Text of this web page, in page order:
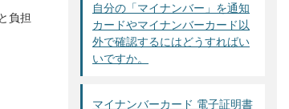
負担
自分の「マイナンバー」を通知
カードやマイナンバーカード以
外で確認するにはどうすればい
いですか。
マイナンバーカード 電子証明書